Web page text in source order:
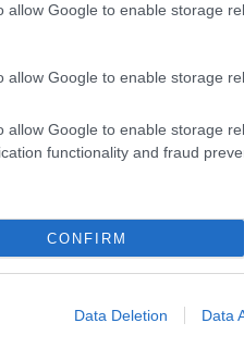
allow Google to enable storage
allow Google to enable storage
allow Google to enable storage
functionality and fraud
CONFIRM
Data Deletion Data